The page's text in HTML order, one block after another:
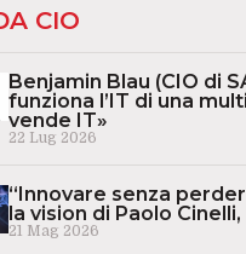
CIO
Benjamin Blau (CIO di
funziona l’IT di una
vende IT»
22 Lug 2026
“Innovare senza
la vision di Paolo
21 Mag 2026